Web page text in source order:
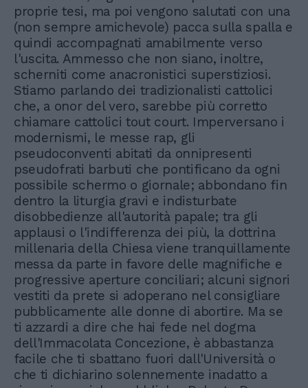
proprie tesi, ma poi vengono salutati con una
(non sempre amichevole) pacca sulla spalla e
quindi accompagnati amabilmente verso
l'uscita. Ammesso che non siano, inoltre,
scherniti come anacronistici superstiziosi.
Stiamo parlando dei tradizionalisti cattolici
che, a onor del vero, sarebbe più corretto
chiamare cattolici tout court. Imperversano i
modernismi, le messe rap, gli
pseudoconventi abitati da onnipresenti
pseudofrati barbuti che pontificano da ogni
possibile schermo o giornale; abbondano fin
dentro la liturgia gravi e indisturbate
disobbedienze all'autorità papale; tra gli
applausi o l'indifferenza dei più, la dottrina
millenaria della Chiesa viene tranquillamente
messa da parte in favore delle magnifiche e
progressive aperture conciliari; alcuni signori
vestiti da prete si adoperano nel consigliare
pubblicamente alle donne di abortire. Ma se
ti azzardi a dire che hai fede nel dogma
dell'Immacolata Concezione, è abbastanza
facile che ti sbattano fuori dall'Università o
che ti dichiarino solennemente inadatto a